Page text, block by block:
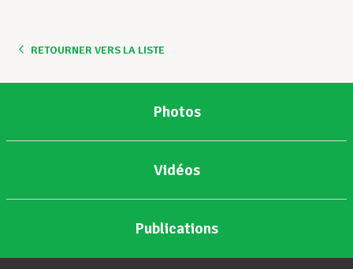
RETOURNER VERS LA LISTE
Photos
Vidéos
Publications